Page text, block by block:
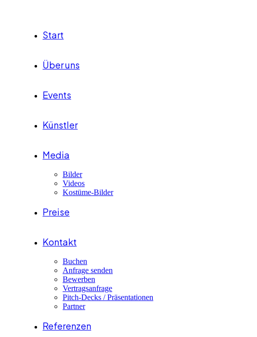
Start
Über uns
Events
Künstler
Media
Bilder
Videos
Kostüme-Bilder
Preise
Kontakt
Buchen
Anfrage senden
Bewerben
Vertragsanfrage
Pitch-Decks / Präsentationen
Partner
Referenzen